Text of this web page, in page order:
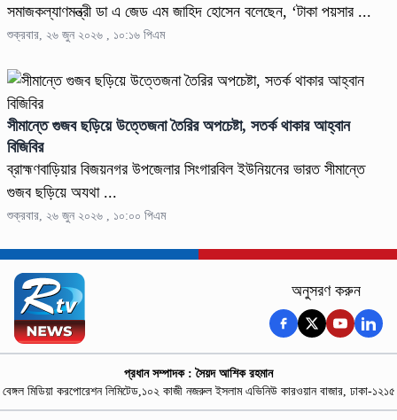
সমাজকল্যাণমন্ত্রী ডা এ জেড এম জাহিদ হোসেন বলেছেন, ‘টাকা পয়সার ...
শুক্রবার, ২৬ জুন ২০২৬ , ১০:১৬ পিএম
সীমান্তে গুজব ছড়িয়ে উত্তেজনা তৈরির অপচেষ্টা, সতর্ক থাকার আহ্বান
বিজিবির
ব্রাহ্মণবাড়িয়ার বিজয়নগর উপজেলার সিংগারবিল ইউনিয়নের ভারত সীমান্তে
গুজব ছড়িয়ে অযথা ...
শুক্রবার, ২৬ জুন ২০২৬ , ১০:০০ পিএম
অনুসরণ করুন
প্রধান সম্পাদক : সৈয়দ আশিক রহমান
বেঙ্গল মিডিয়া করপোরেশন লিমিটেড,১০২ কাজী নজরুল ইসলাম এভিনিউ কারওয়ান বাজার, ঢাকা-১২১৫